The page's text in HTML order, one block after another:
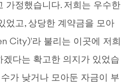
가정했습니다. 저희는 우수한
었고, 상당한 계약금을 모아
City)'라 불리는 이곳에 저희
다는 확고한 의지가 있었습
가 낮거나 모아둔 자금이 부